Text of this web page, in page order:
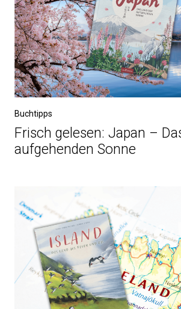
Buchtipps
Frisch gelesen: Japan –
aufgehenden Sonne